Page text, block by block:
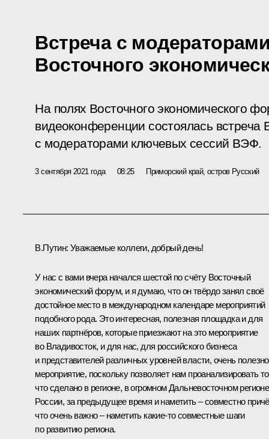
Встреча с
Восточного
На полях Восточного экономического
видеоконференции состоялась
с модераторами ключевых сессий ВЭФ.
3 сентября 2021 года 08:25 Приморский край, остров Русский
В.Путин: Уважаемые коллеги, добрый день!
У нас с вами вчера начался шестой по счёту Восточный
экономический форум, и я думаю, что он твёрдо занял своё
достойное место в международном календаре мероприятий
подобного рода. Это интересная, полезная площадка и для
наших партнёров, которые приезжают на это мероприятие
во Владивосток, и для нас, для российского бизнеса
и представителей различных уровней власти, очень
мероприятие, поскольку позволяет нам проанализировать
что сделано в регионе, в огромном Дальневосточном регионе
России, за предыдущее время и наметить – совместно
что очень важно – наметить какие-то совместные шаги
по развитию региона.